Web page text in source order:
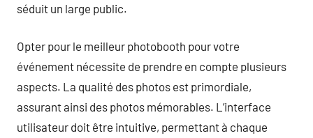
séduit un large public.
Opter pour le meilleur photobooth pour votre
événement nécessite de prendre en compte plusieurs
aspects. La qualité des photos est primordiale,
assurant ainsi des photos mémorables. L’interface
utilisateur doit être intuitive, permettant à chaque